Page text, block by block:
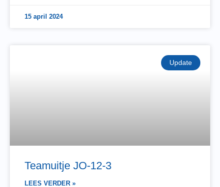
15 april 2024
Update
Teamuitje JO-12-3
LEES VERDER »